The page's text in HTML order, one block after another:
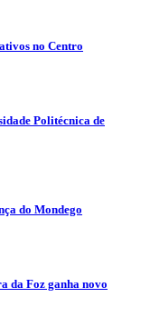
no Centro
Politécnica de
do Mondego
da Foz ganha novo